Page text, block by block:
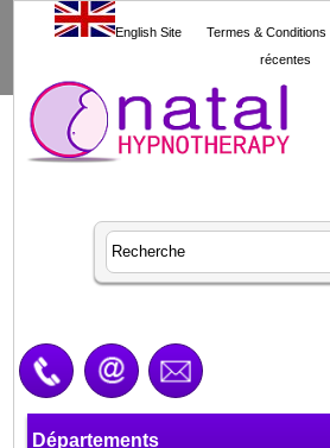
English Site Termes & Conditions
récentes
Départements